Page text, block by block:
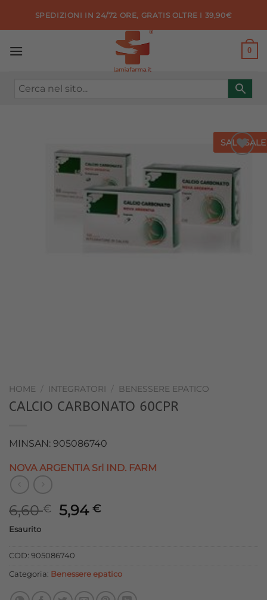
SPEDIZIONI IN 24/72 ORE, GRATIS OLTRE I 39,90€
0
SALE SALE
Aggiungi
alla lista
dei
desideri
HOME / INTEGRATORI / BENESSERE EPATICO
CALCIO CARBONATO 60CPR
MINSAN: 905086740
NOVA ARGENTIA Srl IND. FARM
6,60€
Il
era:
5,94€Il
5,94 €.
Esaurito
COD: 905086740
Categoria: Benessere epatico